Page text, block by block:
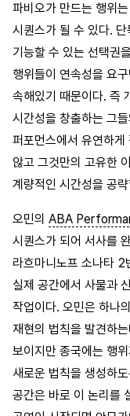
파비오가 만드는 행위
시퀀스가 될 수 있다.
기능할 수 있는 선택권
행위들이 연속성을 요
속해있기 때문이다. 즉
시간성을 창출하는 그
퍼포먼스에서 유연하게
않고 그것만의 고유한
계량적인 시간성을 공
오민의 ABA
시퀀스가 되어 서사를
라흐마니노프 소나타
실제 공간에서 사물과
작업이다. 오민은 하나
재현의 법칙을 발견하
보이지만 종국에는 행
새로운 법칙을 생성하
공간은 바로 이 논리를